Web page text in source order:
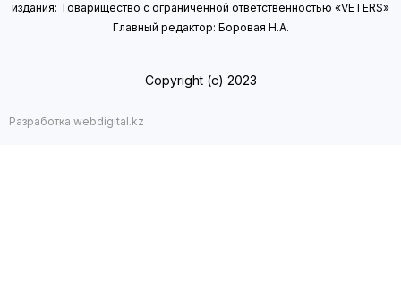
издания: Товарищество с ограниченной ответственностью «VETERS»
Главный редактор: Боровая Н.А.
Copyright (с) 2023
Разработка webdigital.kz